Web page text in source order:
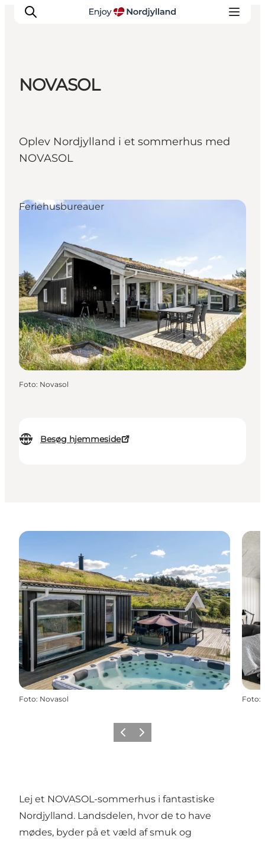
Byer og steder
Guides
NOVASOL
Oplev Nordjylland i et sommerhus med
NOVASOL
Besøg hjemmeside
Feriehusbureauer
Foto: Novasol
Foto: Novasol Foto:
ForrigeNæste
Lej et NOVASOL-sommerhus i fantastiske
Nordjylland. Landsdelen, hvor de to have
mødes, byder på et væld af smuk og